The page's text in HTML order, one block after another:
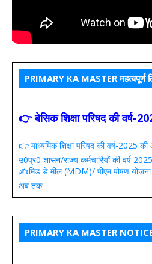
PRIMARY KA MASTER महत्वपूर्ण
👉 बेसिक शिक्षा परिषद की वर्ष-
👉 माध्यमिक शिक्षा परिषद की वर्ष-2025
उ0प्र0 शासन/राज्य कर्मचारियों की वर्ष
✍️मिड डे मील (MDM)/ पीएम पोषण योजना
अब तक
PRIMARY KA MASTER